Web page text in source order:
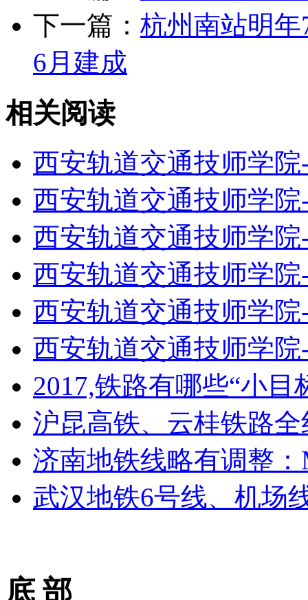
下一篇： 杭州南站明
6月建成
相关阅读
西安轨道交通技师学
西安轨道交通技师学
西安轨道交通技师学
西安轨道交通技师学
西安轨道交通技师学
西安轨道交通技师学
2017,铁路有哪些“小目
沪昆高铁、云桂铁路
济南地铁线略有调整
武汉地铁6号线、机场
底 部